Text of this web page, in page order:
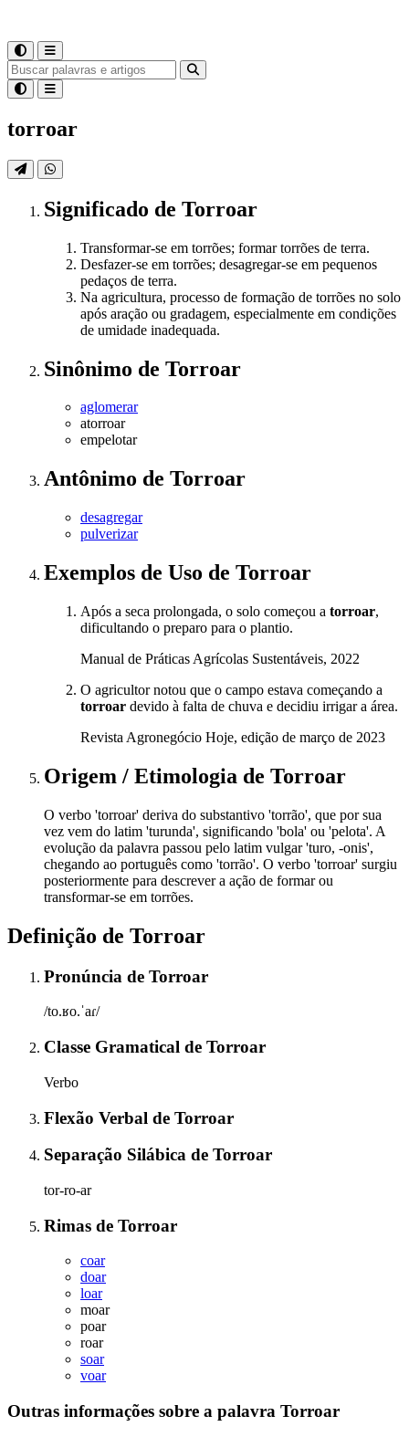
torroar
Significado de Torroar
Transformar-se em torrões; formar torrões de terra.
Desfazer-se em torrões; desagregar-se em pequenos
pedaços de terra.
Na agricultura, processo de formação de torrões no solo
após aração ou gradagem, especialmente em condições
de umidade inadequada.
Sinônimo de Torroar
aglomerar
atorroar
empelotar
Antônimo de Torroar
desagregar
pulverizar
Exemplos de Uso de Torroar
Após a seca prolongada, o solo começou a torroar,
dificultando o preparo para o plantio.
Manual de Práticas Agrícolas Sustentáveis, 2022
O agricultor notou que o campo estava começando a
torroar devido à falta de chuva e decidiu irrigar a área.
Revista Agronegócio Hoje, edição de março de 2023
Origem / Etimologia de Torroar
O verbo 'torroar' deriva do substantivo 'torrão', que por sua
vez vem do latim 'turunda', significando 'bola' ou 'pelota'. A
evolução da palavra passou pelo latim vulgar 'turo, -onis',
chegando ao português como 'torrão'. O verbo 'torroar' surgiu
posteriormente para descrever a ação de formar ou
transformar-se em torrões.
Definição de Torroar
Pronúncia de Torroar
/to.ʁo.ˈaɾ/
Classe Gramatical de Torroar
Verbo
Flexão Verbal de Torroar
Separação Silábica de Torroar
tor-ro-ar
Rimas de Torroar
coar
doar
loar
moar
poar
roar
soar
voar
Outras informações sobre a palavra Torroar